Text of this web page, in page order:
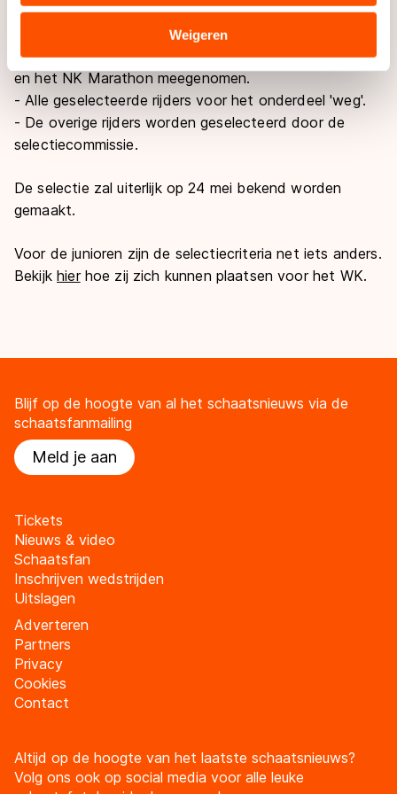
verstrekt of die zij hebben verzameld via hun services.
Sommige partners kunnen gegevens doorgeven aan
landen buiten de EU, zoals de VS, waar mogelijk geen
adequaat beschermingsniveau geldt volgens de GDPR.
Door op ‘Toestaan’ te klikken, stemt u in met deze
overdracht. Meer informatie vindt u in onscookiebeleid
Weigeren
- De beste rijder van het door de selectiecommissie
opgemaakte marathonklassement gaat naar het WK.
In dit klassement worden de puntenkoers op de weg
en het NK Marathon meegenomen.
- Alle geselecteerde rijders voor het onderdeel 'weg'.
- De overige rijders worden geselecteerd door de
selectiecommissie.
De selectie zal uiterlijk op 24 mei bekend worden
gemaakt.
Voor de junioren zijn de selectiecriteria net iets anders.
Bekijkhierhoe zij zich kunnen plaatsen voor het WK.
Blijf op de hoogte van al het schaatsnieuws via de
schaatsfanmailing
Meld je aan
Tickets
Nieuws & video
Schaatsfan
Inschrijven wedstrijden
Uitslagen
Adverteren
Partners
Privacy
Cookies
Contact
Altijd op de hoogte van het laatste schaatsnieuws?
Volg ons ook op social media voor alle leuke